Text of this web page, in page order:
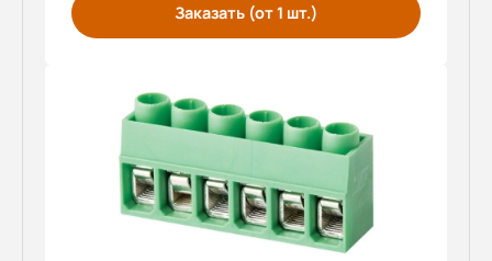
Заказать (от 1 шт.)